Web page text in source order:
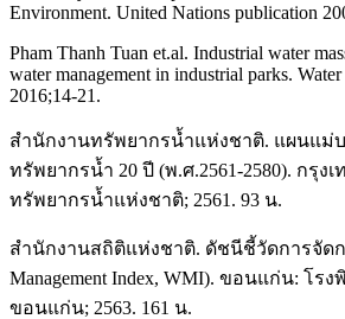
Environment. United Nations publication
Pham Thanh Tuan et.al. Industrial water
water management in industrial parks.
2016;14-21.
สำนักงานทรัพยากรน้ำแห่งชาติ. แผนแม่
ทรัพยากรน้ำ 20 ปี (พ.ศ.2561-2580). กรุง
ทรัพยากรน้ำแห่งชาติ; 2561. 93 น.
สำนักงานสถิติแห่งชาติ. ดัชนีชี้วัดการจัดก
Management Index, WMI). ขอนแก่น: โร
ขอนแก่น; 2563. 161 น.